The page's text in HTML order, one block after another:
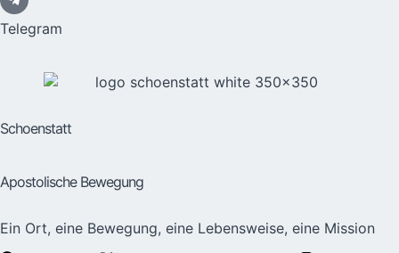
Telegram
Schoenstatt
Apostolische Bewegung
Ein Ort, eine Bewegung, eine Lebensweise, eine Mission